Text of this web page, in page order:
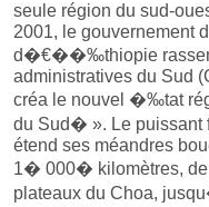
seule région du sud-
2001, le gouvernement
d�€��‰thiopie
administratives du Sud
créa le nouvel �‰tat
du Sud� ». Le puissant
étend ses méandres
1� 000� kilomètres, de
plateaux du Choa,